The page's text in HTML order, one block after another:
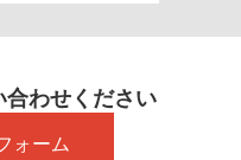
合わせください
ォーム